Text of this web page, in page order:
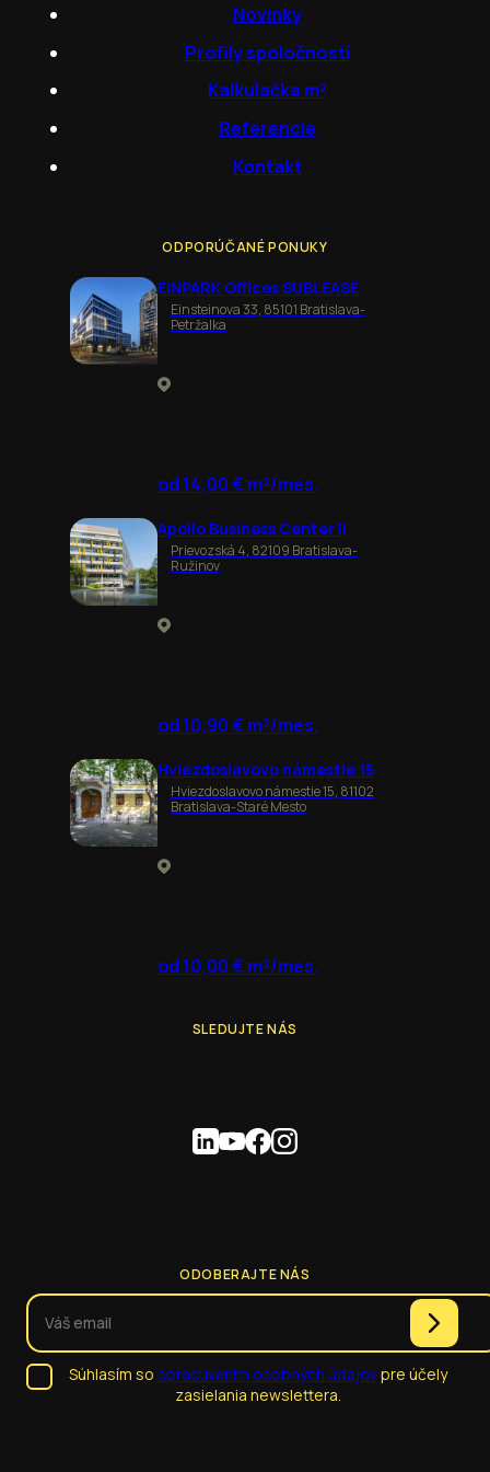
Novinky
Profily spoločností
Kalkulačka m²
Referencie
Kontakt
ODPORÚČANÉ PONUKY
EINPARK Offices SUBLEASE
Einsteinova 33, 85101 Bratislava-
Petržalka
od 14,00 € m²/mes.
Apollo Business Center II
Prievozská 4, 82109 Bratislava-
Ružinov
od 10,90 € m²/mes.
Hviezdoslavovo námestie 15
Hviezdoslavovo námestie 15, 81102
Bratislava-Staré Mesto
od 10,00 € m²/mes.
SLEDUJTE NÁS
ODOBERAJTE NÁS
Súhlasím so spracúvaním osobných údajovpre účely
zasielania newslettera.